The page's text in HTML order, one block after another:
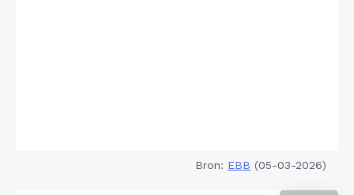
Bron: EBB (05-03-2026)